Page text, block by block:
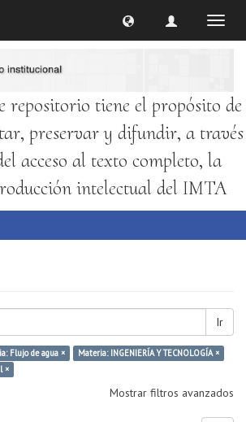
repositorio tiene el propósito de
preservar y difundir, a través
acceso al texto completo, la
intelectual del IMTA
Ir
Flujo de agua ×
Materia: INGENIERÍA Y TECNOLOGÍA ×
×
Mostrar filtros avanzados